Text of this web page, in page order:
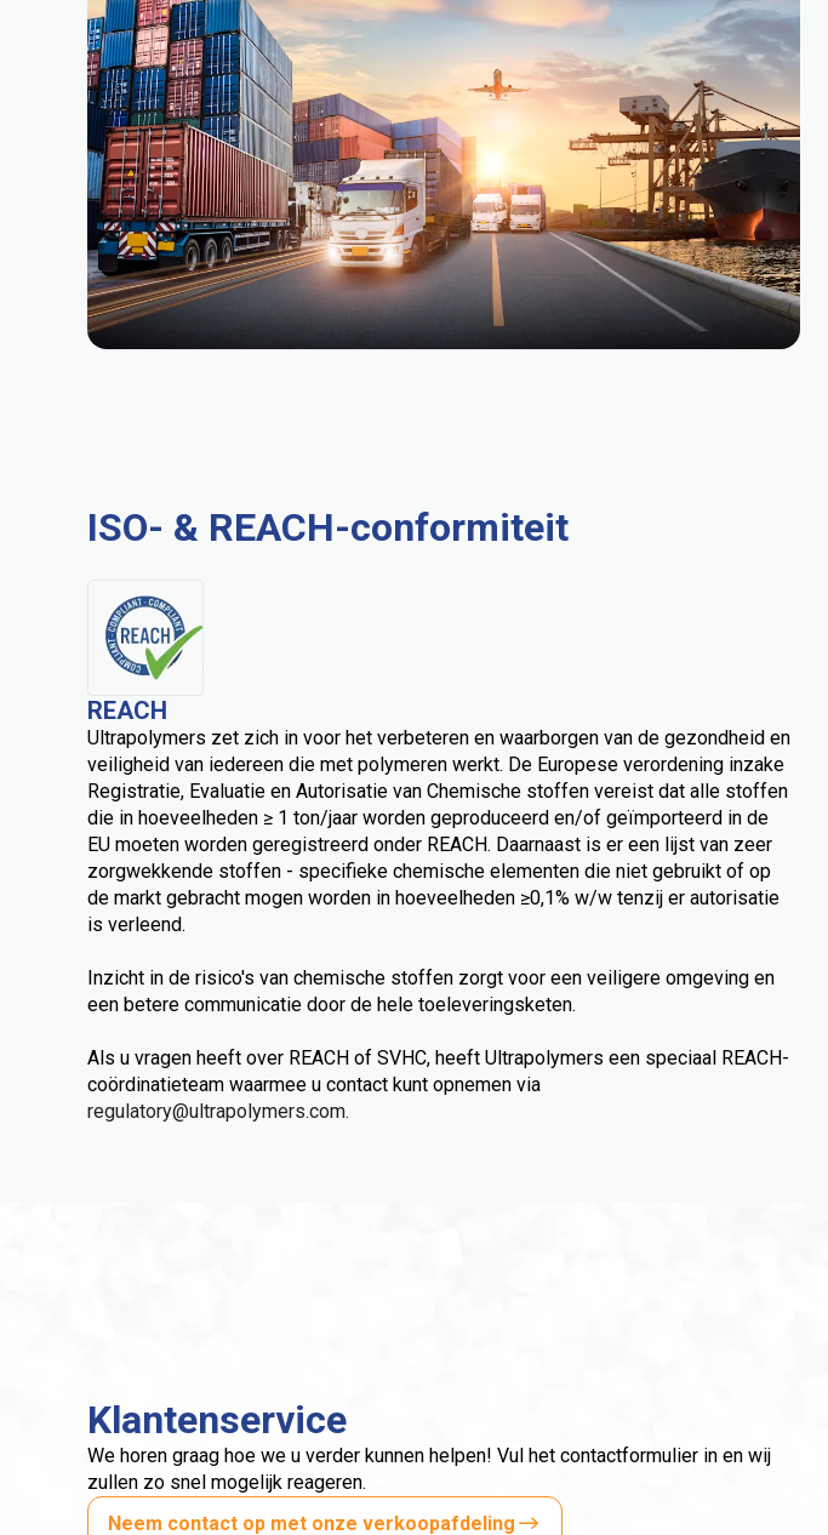
ISO- & REACH-conformiteit
REACH
Ultrapolymers zet zich in voor het verbeteren en waarborgen van de gezondheid en
veiligheid van iedereen die met polymeren werkt. De Europese verordening inzake
Registratie, Evaluatie en Autorisatie van Chemische stoffen vereist dat alle stoffen
die in hoeveelheden ≥ 1 ton/jaar worden geproduceerd en/of geïmporteerd in de
EU moeten worden geregistreerd onder REACH. Daarnaast is er een lijst van zeer
zorgwekkende stoffen - specifieke chemische elementen die niet gebruikt of op
de markt gebracht mogen worden in hoeveelheden ≥0,1% w/w tenzij er autorisatie
is verleend.
Inzicht in de risico's van chemische stoffen zorgt voor een veiligere omgeving en
een betere communicatie door de hele toeleveringsketen.
Als u vragen heeft over REACH of SVHC, heeft Ultrapolymers een speciaal REACH-
coördinatieteam waarmee u contact kunt opnemen via
regulatory@ultrapolymers.com.
Klantenservice
We horen graag hoe we u verder kunnen helpen! Vul het contactformulier in en wij
zullen zo snel mogelijk reageren.
Neem contact op met onze verkoopafdeling